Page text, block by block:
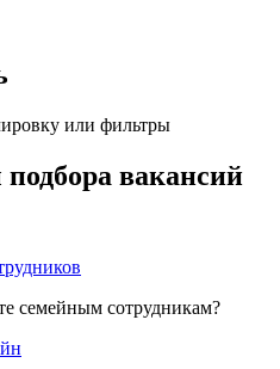
или фильтры
вакансий
семейным сотрудникам?